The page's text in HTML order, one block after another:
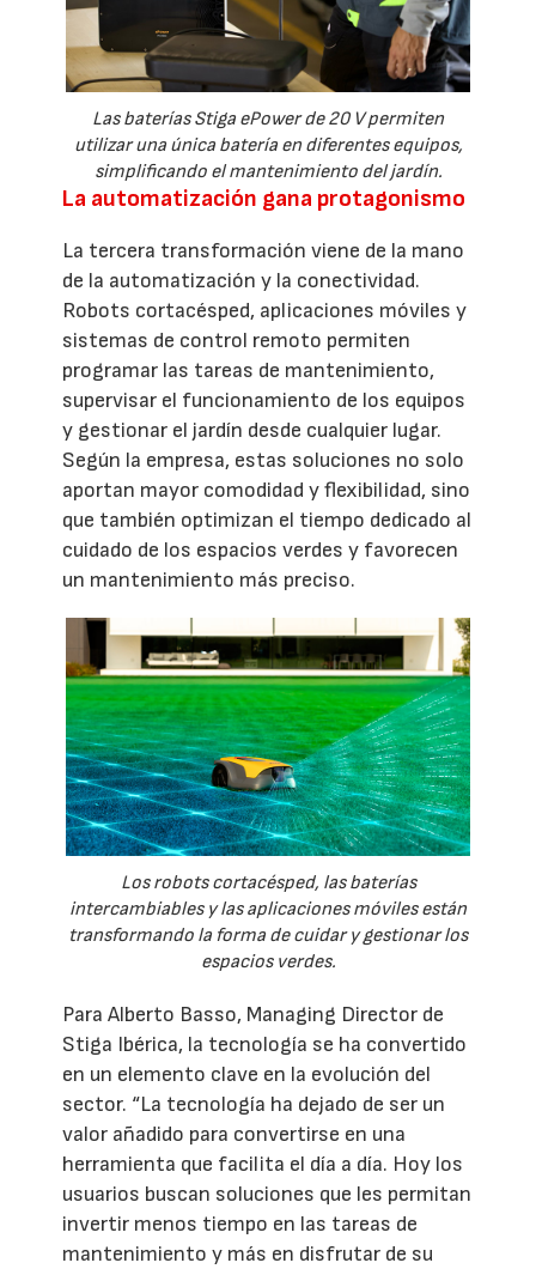
Las baterías Stiga ePower de 20 V permiten
utilizar una única batería en diferentes equipos,
simplificando el mantenimiento del jardín.
La automatización gana protagonismo
La tercera transformación viene de la mano
de la automatización y la conectividad.
Robots cortacésped, aplicaciones móviles y
sistemas de control remoto permiten
programar las tareas de mantenimiento,
supervisar el funcionamiento de los equipos
y gestionar el jardín desde cualquier lugar.
Según la empresa, estas soluciones no solo
aportan mayor comodidad y flexibilidad, sino
que también optimizan el tiempo dedicado al
cuidado de los espacios verdes y favorecen
un mantenimiento más preciso.
Los robots cortacésped, las baterías
intercambiables y las aplicaciones móviles están
transformando la forma de cuidar y gestionar los
espacios verdes.
Para Alberto Basso, Managing Director de
Stiga Ibérica, la tecnología se ha convertido
en un elemento clave en la evolución del
sector. “La tecnología ha dejado de ser un
valor añadido para convertirse en una
herramienta que facilita el día a día. Hoy los
usuarios buscan soluciones que les permitan
invertir menos tiempo en las tareas de
mantenimiento y más en disfrutar de su